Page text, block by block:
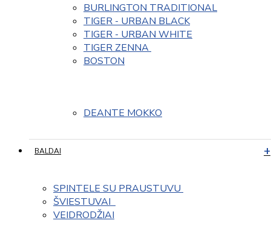
BURLINGTON TRADITIONAL
TIGER - URBAN BLACK
TIGER - URBAN WHITE
TIGER ZENNA
BOSTON
DEANTE MOKKO
BALDAI
SPINTELE SU PRAUSTUVU
ŠVIESTUVAI
VEIDRODŽIAI